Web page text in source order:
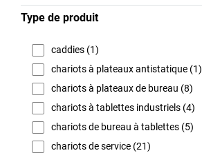
Type de produit
caddies (1)
chariots à plateaux antistatique (1)
chariots à plateaux de bureau (8)
chariots à tablettes industriels (4)
chariots de bureau à tablettes (5)
chariots de service (21)